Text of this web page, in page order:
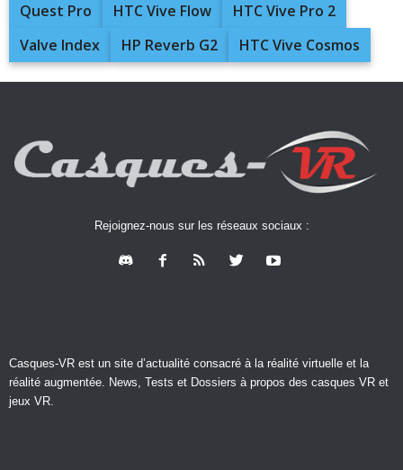
Quest Pro
HTC Vive Flow
HTC Vive Pro 2
Valve Index
HP Reverb G2 HTC Vive Cosmos
Rejoignez-nous sur les réseaux sociaux :
Casques-VR est un site d’actualité consacré à la réalité virtuelle et la
réalité augmentée. News, Tests et Dossiers à propos des casques VR et
jeux VR.